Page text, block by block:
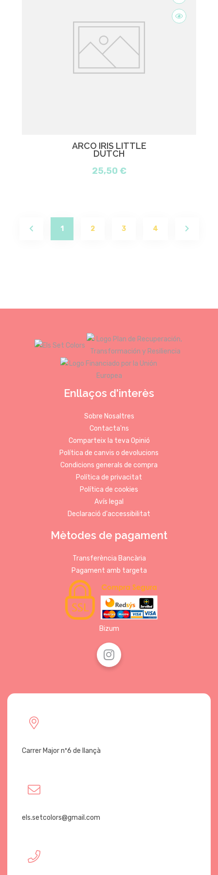
ARCO IRIS LITTLE
DUTCH
25,50 €
1(current)
2 3 4
Enllaços d'interès
Sobre Nosaltres
Contacta'ns
Comparteix la teva Opinió
Política de canvis o devolucions
Condicions generals de compra
Política de privacitat
Política de cookies
Avís legal
Declaració d'accessibilitat
Mètodes de pagament
Transferència Bancària
Pagament amb targeta
Bizum
Carrer Major nº6 de llançà
els.setcolors@gmail.com